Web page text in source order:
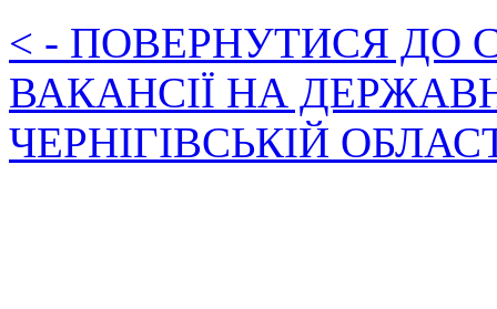
< - ПОВЕРНУТИСЯ ДО
ВАКАНСІЇ НА
ЧЕРНІГІВСЬКІЙ